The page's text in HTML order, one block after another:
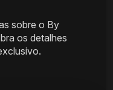
sobre o By
os detalhes